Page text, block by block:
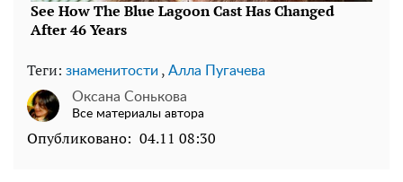
Теги: знаменитости , Алла Пугачева
Оксана Сонькова
Все материалы автора
Опубликовано: 04.11 08:30